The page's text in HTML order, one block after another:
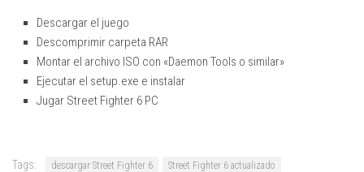
Descargar el juego
Descomprimir carpeta RAR
Montar el archivo ISO con «Daemon Tools o similar»
Ejecutar el setup.exe e instalar
Jugar Street Fighter 6 PC
Tags: descargar Street Fighter 6
Street Fighter 6 actualizado